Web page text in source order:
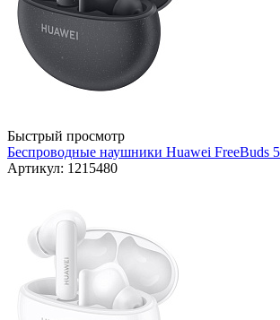
Быстрый просмотр
Беспроводные наушники Huawei FreeBuds
Артикул: 1215480